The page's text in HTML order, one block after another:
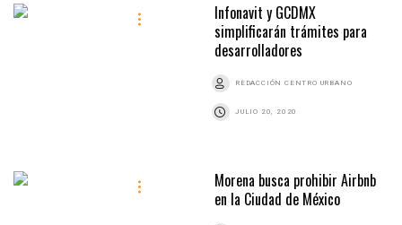
Infonavit y GCDMX
simplificarán trámites para
desarrolladores
REDACCIÓN CENTRO URBANO
JULIO 20, 2020
Morena busca prohibir Airbnb
en la Ciudad de México